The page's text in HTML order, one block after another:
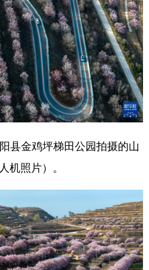
县金鸡坪梯田公园拍摄的山
机照片）。